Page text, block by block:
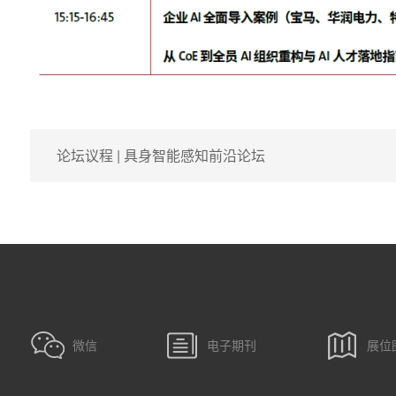
论坛议程 | 具身智能感知前沿论坛
微信 电子期刊 展位